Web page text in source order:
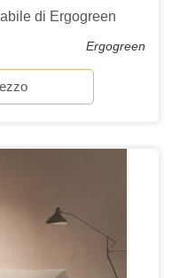
di Ergogreen
Ergogreen